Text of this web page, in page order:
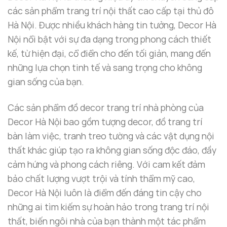
phẩm giúp làm nổi bật hình ảnh Phậttrong không
gian tối, mang đến hiệu ứng ánh sáng huyền bí và dễ
chịu.
các sản phẩm trang trí nội thất cao cấp tại thủ đô
Hà Nội. Được nhiều khách hàng tin tưởng, Decor Hà
Nội nổi bật với sự đa dạng trong phong cách thiết
kế, từ hiện đại, cổ điển cho đến tối giản, mang đến
những lựa chọn tinh tế và sang trọng cho không
gian sống của bạn.
Các sản phẩm đồ decor trang trí nhà phòng của
Decor Hà Nội bao gồm tượng decor, đồ trang trí
bàn làm việc, tranh treo tường và các vật dụng nội
thất khác giúp tạo ra không gian sống độc đáo, đầy
cảm hứng và phong cách riêng. Với cam kết đảm
bảo chất lượng vượt trội và tính thẩm mỹ cao,
Decor Hà Nội luôn là điểm đến đáng tin cậy cho
những ai tìm kiếm sự hoàn hảo trong trang trí nội
thất, biến ngôi nhà của bạn thành một tác phẩm